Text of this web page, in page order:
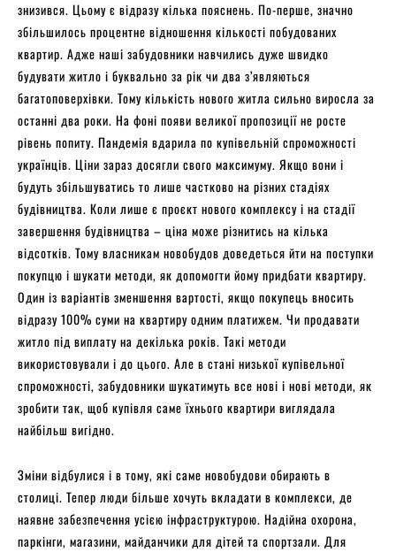
знизився. Цьому є відразу кілька пояснень. По-перше, значно
збільшилось процентне відношення кількості побудованих
квартир. Адже наші забудовники навчились дуже швидко
будувати житло і буквально за рік чи два з’являються
багатоповерхівки. Тому кількість нового житла сильно виросла за
останні два роки. На фоні появи великої пропозиції не росте
рівень попиту. Пандемія вдарила по купівельній спроможності
українців. Ціни зараз досягли свого максимуму. Якщо вони і
будуть збільшуватись то лише частково на різних стадіях
будівництва. Коли лише є проєкт нового комплексу і на стадії
завершення будівництва – ціна може різнитись на кілька
відсотків. Тому власникам новобудов доведеться йти на поступки
покупцю і шукати методи, як допомогти йому придбати квартиру.
Один із варіантів зменшення вартості, якщо покупець вносить
відразу 100% суми на квартиру одним платижем. Чи продавати
житло під виплату на декілька років. Такі методи
використовували і до цього. Але в стані низької купівельної
спроможності, забудовники шукатимуть все нові і нові методи, як
зробити так, щоб купівля саме їхнього квартири виглядала
найбільш вигідно.
Зміни відбулися і в тому, які саме новобудови обирають в
столиці. Тепер люди більше хочуть вкладати в комплекси, де
наявне забезпечення усією інфраструктурою. Надійна охорона,
паркінги, магазини, майданчики для дітей та спортзали. Для